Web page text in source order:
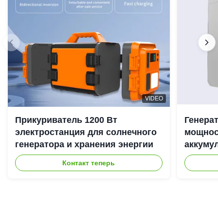
VIDEO
Прикуриватель 1200 Вт
электростанция для солнечного
генератора и хранения энергии
Контакт теперь